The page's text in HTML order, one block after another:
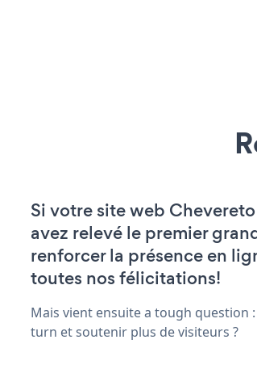
Si votre site web
avez relevé le premier
renforcer la présence en
toutes nos félicitations!
Mais vient ensuite a tough question
turn et soutenir plus de visiteurs ?